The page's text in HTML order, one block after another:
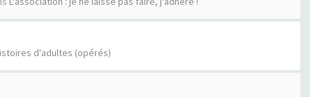
d'adultes (opérés)